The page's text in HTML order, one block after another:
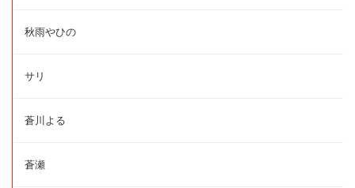
秋雨やひの
サリ
蒼川よる
蒼瀬